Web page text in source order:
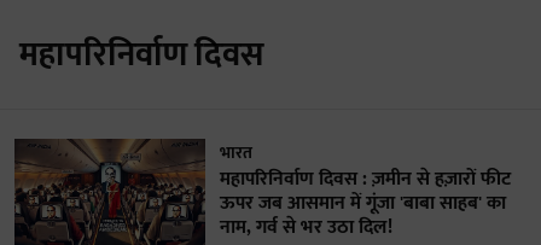
महापरिनिर्वाण दिवस
भारत
महापरिनिर्वाण दिवस : ज़मीन से हज़ारों फीट
ऊपर जब आसमान में गूंजा 'बाबा साहब' का
नाम, गर्व से भर उठा दिल!